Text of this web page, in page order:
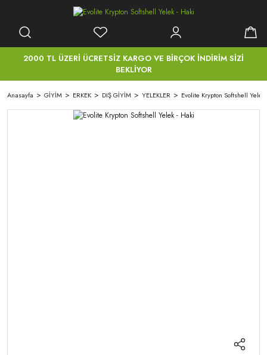
2000 TL ÜZERİ ÜCRETSİZ KARGO VE BİRÇOK İNDİRİM SİZİ
BEKLİYOR
Anasayfa GİYİM ERKEK DIŞ GİYİM YELEKLER Evolite Krypton Softshell